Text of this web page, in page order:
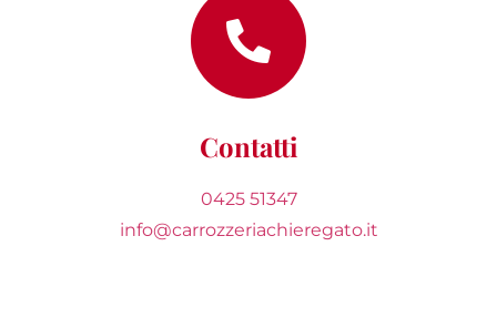
Contatti
0425 51347
info@carrozzeriachieregato.it